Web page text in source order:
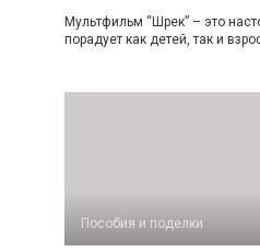
Мультфильм “Шрек” – это
порадует как детей, так и
Пособия и поделки